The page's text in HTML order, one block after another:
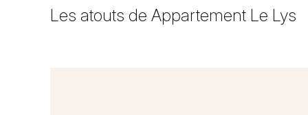
Les atouts de Appartement Le Lys